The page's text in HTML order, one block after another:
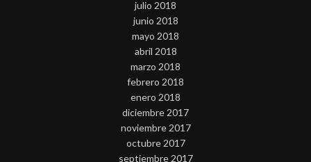
julio 2018
junio 2018
mayo 2018
abril 2018
marzo 2018
febrero 2018
enero 2018
diciembre 2017
noviembre 2017
octubre 2017
septiembre 2017